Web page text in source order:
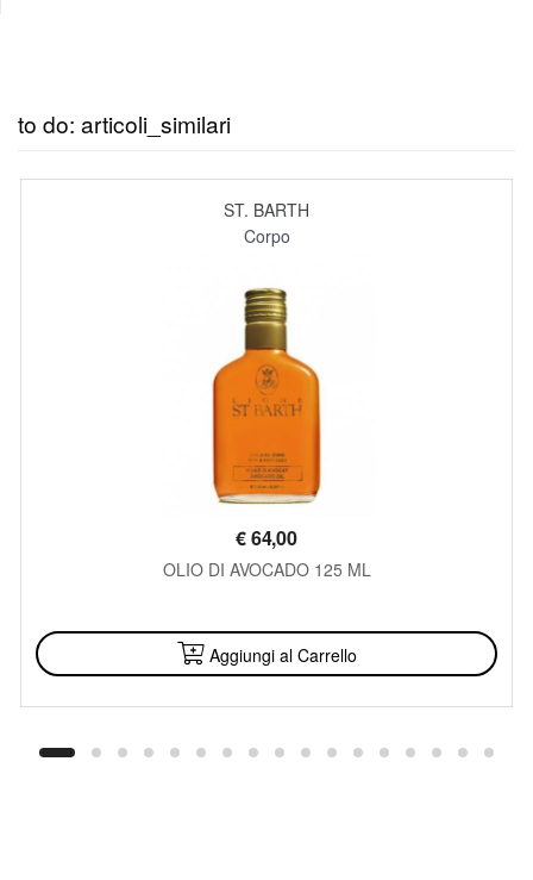
to do: articoli_similari
ST. BARTH
Corpo
€64,00
OLIO DI AVOCADO 125 ML
Aggiungi al Carrello